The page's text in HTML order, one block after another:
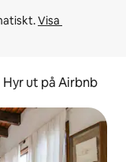
Visa
Hyr ut på Airbnb